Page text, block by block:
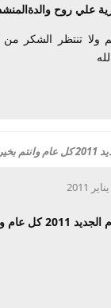
علي روح
ولا تنتظر الشكر
وانتم بخير